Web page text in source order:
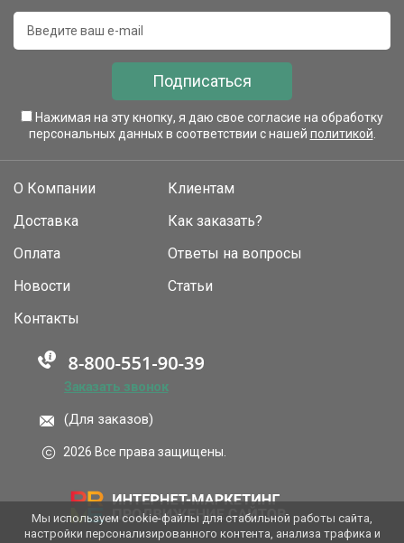
Подписаться
Нажимая на эту кнопку, я даю свое согласие на обработку
персональных данных в соответствии с нашей политикой
О Компании
Доставка
Оплата
Новости
Клиентам
Как заказать?
Ответы на вопросы
Статьи
Контакты
Заказать звонок
(Для заказов)
2026 Все права защищены.
Мы используем cookie-файлы для стабильной работы сайта,
настройки персонализированного контента, анализа трафика и